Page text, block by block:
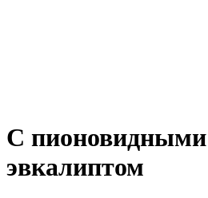
С
эвкалиптом